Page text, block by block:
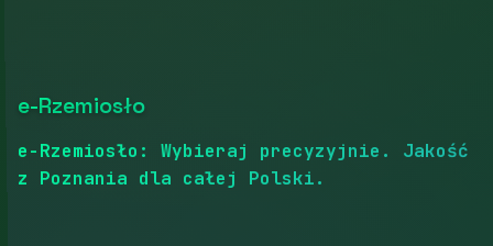
e-Rzemiosło
e-Rzemiosło: Wybieraj precyzyjnie. Jakość
z Poznania dla całej Polski.